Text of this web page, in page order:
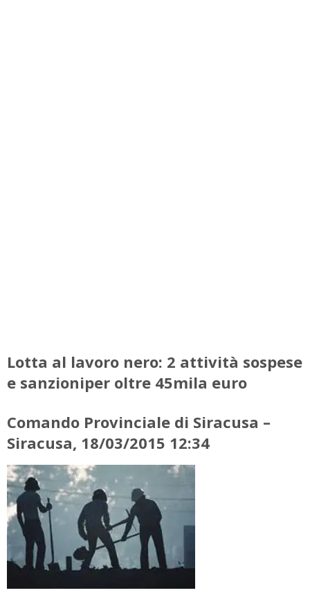
Lotta al lavoro nero: 2 attività sospese
e sanzioniper oltre 45mila euro
Comando Provinciale di Siracusa –
Siracusa, 18/03/2015 12:34